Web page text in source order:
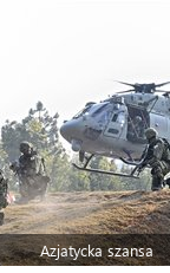
Azjatycka szansa